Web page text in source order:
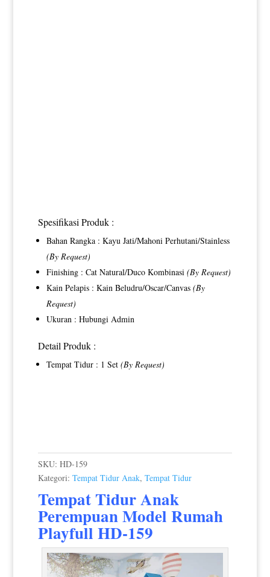
Spesifikasi Produk :
Bahan Rangka : Kayu Jati/Mahoni Perhutani/Stainless
(By Request)
Finishing : Cat Natural/Duco Kombinasi (By Request)
Kain Pelapis : Kain Beludru/Oscar/Canvas (By
Request)
Ukuran : Hubungi Admin
Detail Produk :
Tempat Tidur : 1 Set (By Request)
SKU: HD-159
Kategori: Tempat Tidur Anak, Tempat Tidur
Tempat Tidur Anak
PerempuanModel Rumah
Playfull HD-159